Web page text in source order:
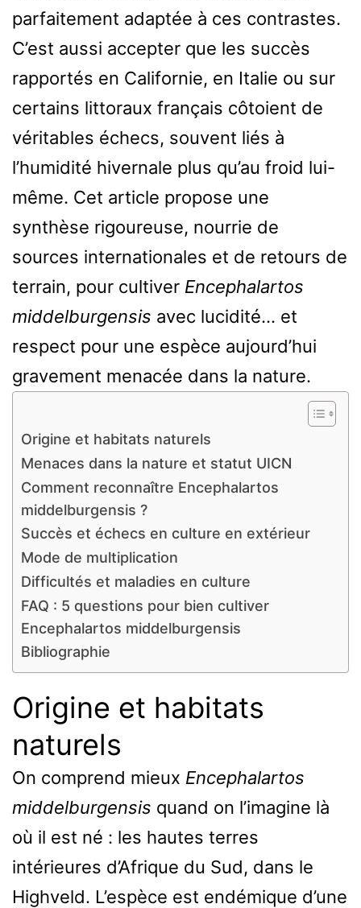
parfaitement adaptée à ces contrastes.
C’est aussi accepter que les succès
rapportés en Californie, en Italie ou sur
certains littoraux français côtoient de
véritables échecs, souvent liés à
l’humidité hivernale plus qu’au froid lui-
même. Cet article propose une
synthèse rigoureuse, nourrie de
sources internationales et de retours de
terrain, pour cultiver Encephalartos
middelburgensis avec lucidité… et
respect pour une espèce aujourd’hui
gravement menacée dans la nature.
Origine et habitats naturels
Menaces dans la nature et statut UICN
Comment reconnaître Encephalartos
middelburgensis ?
Succès et échecs en culture en extérieur
Mode de multiplication
Difficultés et maladies en culture
FAQ : 5 questions pour bien cultiver
Encephalartos middelburgensis
Bibliographie
Origine et habitats
naturels
On comprend mieux Encephalartos
middelburgensis quand on l’imagine là
où il est né : les hautes terres
intérieures d’Afrique du Sud, dans le
Highveld. L’espèce est endémique d’une